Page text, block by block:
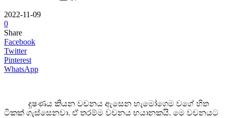
2022-11-09
0
Share
Facebook
Twitter
Pinterest
WhatsApp
දූෂණය කියන වචනය ඇසෙන හැමෝගෙම වගේ හිත
ටිකක් ගැස්සෙනවා. ඒ තරම්ම වචනය භයානකයි. මෙ වචනයට